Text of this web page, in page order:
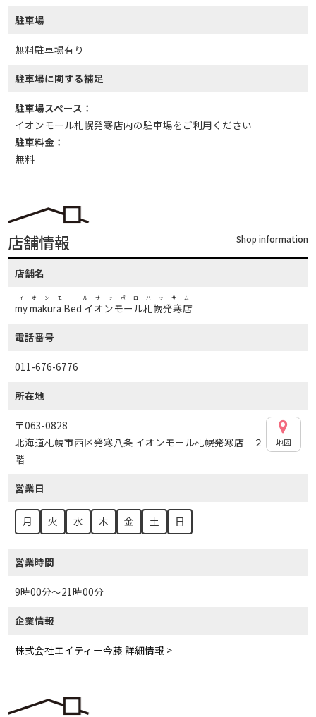
駐車場
無料駐車場有り
駐車場に関する補足
駐車場スペース：
イオンモール札幌発寒店内の駐車場をご利用ください
駐車料金：
無料
店舗情報 Shop information
店舗名
my makura Bed イオンモール札幌発寒店
イオンモールサッポロハッサム
電話番号
011-676-6776
所在地
〒063-0828
北海道札幌市西区発寒八条 イオンモール札幌発寒店 ２
階
地図
営業日
月 火 水 木 金 土 日
営業時間
9時00分～21時00分
企業情報
株式会社エイティー今藤 詳細情報 >